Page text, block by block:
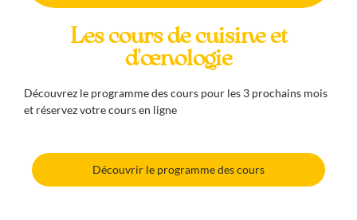
Les cours de cuisine et
d'œnologie
Découvrez le programme des cours pour les 3 prochains mois
et réservez votre cours en ligne
Découvrir le programme des cours